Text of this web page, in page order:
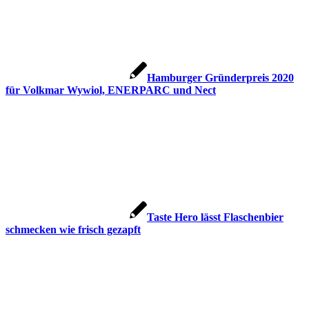
Hamburger Gründerpreis 2020
für Volkmar Wywiol, ENERPARC und Nect
Taste Hero lässt Flaschenbier
schmecken wie frisch gezapft